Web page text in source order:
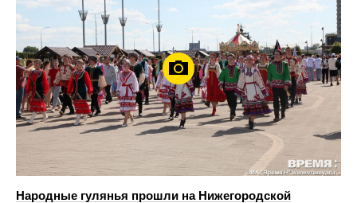
Народные гулянья прошли на Нижегородской